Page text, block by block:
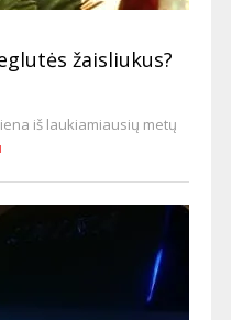
žaisliukus?
iš laukiamiausių metų